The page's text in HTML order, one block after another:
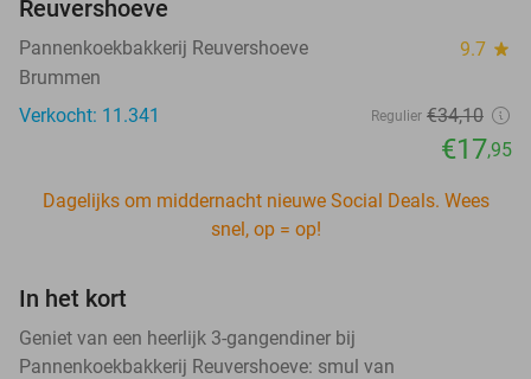
Reuvershoeve
Pannenkoekbakkerij Reuvershoeve 9.7 star
Brummen
Verkocht: 11.341
Regulier €34,10
€17,95
Dagelijks om middernacht nieuwe Social Deals. Wees
snel, op = op!
In het kort
Geniet van een heerlijk 3-gangendiner bij
Pannenkoekbakkerij Reuvershoeve: smul van